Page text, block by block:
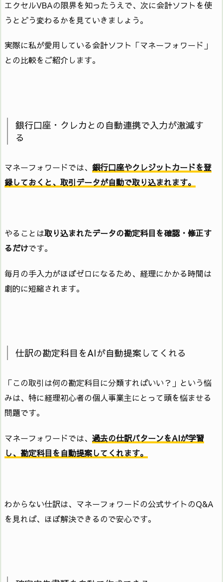
エクセルVBAの限界を知ったうえで、次に会計ソフトを使
うとどう変わるかを見ていきましょう。
実際に私が愛用している会計ソフト「マネーフォワード」
との比較をご紹介します。
銀行口座・クレカとの自動連携で入力が激減す
る
マネーフォワードでは、 銀行口座やクレジットカードを登
録しておくと、取引データが自動で取り込まれます。
やることは取り込まれたデータの勘定科目を確認・修正す
るだけです。
毎月の手入力がほぼゼロになるため、経理にかかる時間は
劇的に短縮されます。
仕訳の勘定科目をAIが自動提案してくれる
「この取引は何の勘定科目に分類すればいい？」という悩
みは、特に経理初心者の個人事業主にとって頭を悩ませる
問題です。
マネーフォワードでは、 過去の仕訳パターンをAIが学習
し、勘定科目を自動提案してくれます。
わからない仕訳は、マネーフォワードの公式サイトのQ&A
を見れば、ほぼ解決できるので安心です。